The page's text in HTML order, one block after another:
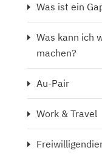
Was ist ein
Was kann ich
machen?
Au-Pair
Work & Travel